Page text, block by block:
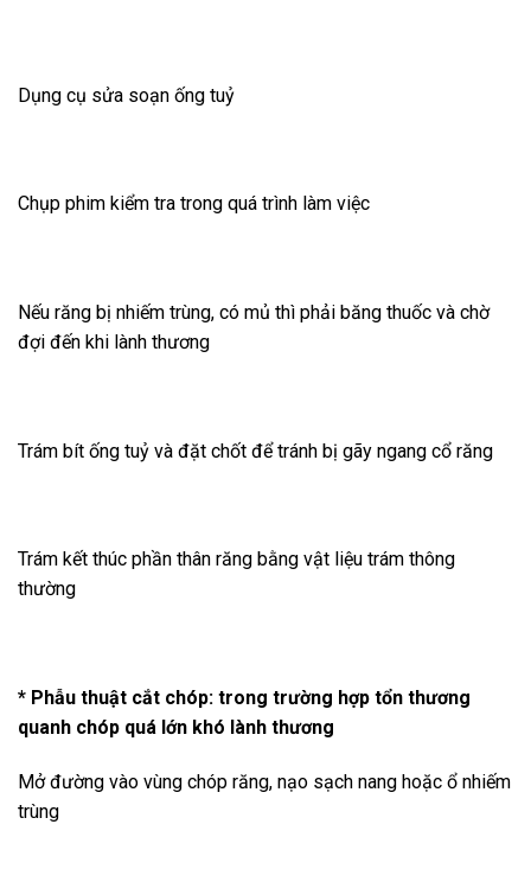
Dụng cụ sửa soạn ống tuỷ
Chụp phim kiểm tra trong quá trình làm việc
Nếu răng bị nhiếm trùng, có mủ thì phải băng thuốc và chờ
đợi đến khi lành thương
Trám bít ống tuỷ và đặt chốt để tránh bị gãy ngang cổ răng
Trám kết thúc phần thân răng bằng vật liệu trám thông
thường
* Phẫu thuật cắt chóp: trong trường hợp tổn thương
quanh chóp quá lớn khó lành thương
Mở đường vào vùng chóp răng, nạo sạch nang hoặc ổ nhiếm
trùng